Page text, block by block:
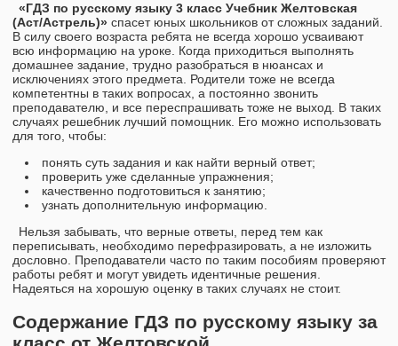
«ГДЗ по русскому языку 3 класс Учебник Желтовская
(Аст/Астрель)» спасет юных школьников от сложных заданий.
В силу своего возраста ребята не всегда хорошо усваивают
всю информацию на уроке. Когда приходиться выполнять
домашнее задание, трудно разобраться в нюансах и
исключениях этого предмета. Родители тоже не всегда
компетентны в таких вопросах, а постоянно звонить
преподавателю, и все переспрашивать тоже не выход. В таких
случаях решебник лучший помощник. Его можно использовать
для того, чтобы:
понять суть задания и как найти верный ответ;
проверить уже сделанные упражнения;
качественно подготовиться к занятию;
узнать дополнительную информацию.
Нельзя забывать, что верные ответы, перед тем как
переписывать, необходимо перефразировать, а не изложить
дословно. Преподаватели часто по таким пособиям проверяют
работы ребят и могут увидеть идентичные решения.
Надеяться на хорошую оценку в таких случаях не стоит.
Содержание ГДЗ по русскому языку за